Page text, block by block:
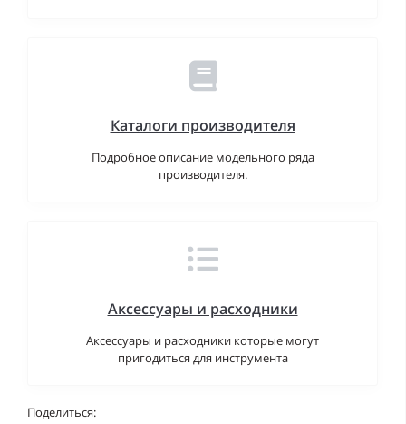
Каталоги производителя
Подробное описание модельного ряда
производителя.
Аксессуары и расходники
Аксессуары и расходники которые могут
пригодиться для инструмента
Поделиться: